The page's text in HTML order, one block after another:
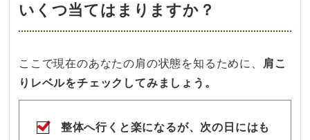
いくつ当てはまりますか？
ここで​現在の​あなたの肩の​状態を​知る​ために、​
肩こ
りレベルをチェックしてみましょう。
整体へ​行くと​楽に​なるが、​次の​日には​も